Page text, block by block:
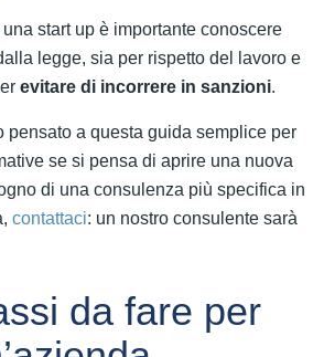
start up è importante conoscere
legge, sia per rispetto del lavoro e
evitare di incorrere in sanzioni.
pensato a questa guida semplice per
se si pensa di aprire una nuova
di una consulenza più specifica in
contattaci: un nostro consulente sarà
da fare per